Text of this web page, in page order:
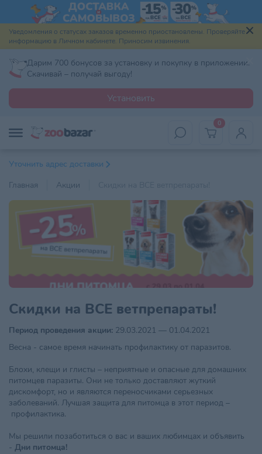
Уведомления о статусах заказов временно приостановлены. Проверяйте
информацию в Личном кабинете. Приносим извинения.
Дарим 700 бонусов за установку и покупку в приложении.
Скачивай – получай выгоду!
Установить
0
Уточнить адрес доставки
Главная
Акции
Скидки на ВСЕ ветпрепараты!
Период проведения акции: 29.03.2021 — 01.04.2021
Весна - самое время начинать профилактику от паразитов.
Блохи, клещи и глисты – неприятные и опасные для домашних
питомцев паразиты. Они не только доставляют жуткий
дискомфорт, но и являются переносчиками серьезных
заболеваний. Лучшая защита для питомца в этот период –
профилактика.
Мы решили позаботиться о вас и ваших любимцах и объявить
- Дни питомца!